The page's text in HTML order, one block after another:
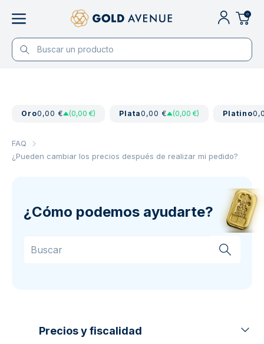
0
Oro0,00 € (0,00 €) Plata0,00 € (0,00 €) Platino
FAQ
¿Pueden cambiar los precios después de realizar mi pedido?
¿Cómo podemos ayudarte?
Precios y fiscalidad